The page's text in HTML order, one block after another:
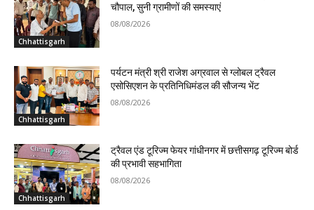
Chhattisgarh
चौपाल, सुनी ग्रामीणों की समस्याएं
08/08/2026
Chhattisgarh
पर्यटन मंत्री श्री राजेश अग्रवाल से ग्लोबल ट्रैवल
एसोसिएशन के प्रतिनिधिमंडल की सौजन्य भेंट
08/08/2026
Chhattisgarh
ट्रैवल एंड टूरिज्म फेयर गांधीनगर में छत्तीसगढ़ टूरिज्म बोर्ड
की प्रभावी सहभागिता
08/08/2026